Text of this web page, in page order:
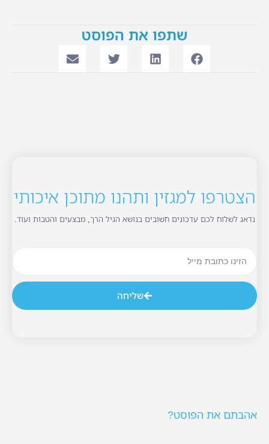
שתפו את הפוסט
הצטרפו למגזין ותהנו מתוכן איכותי
נדאג לשלוח לכם עדכונים חשובים בנושא הגיל הרך, מבצעים והטבות ועוד.
שליחה
אהבתם את הפוסט?